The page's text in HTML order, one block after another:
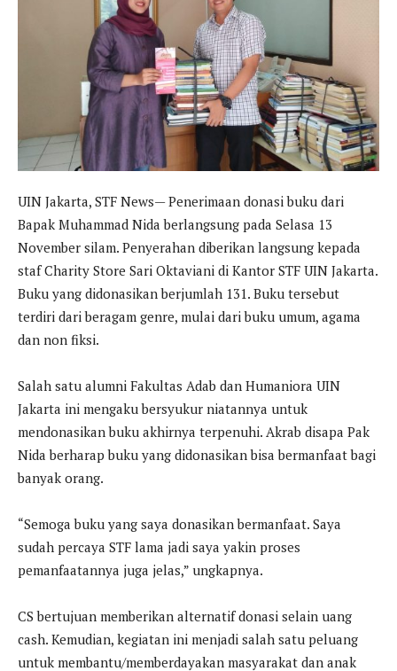
UIN Jakarta, STF News— Penerimaan donasi buku dari
Bapak Muhammad Nida berlangsung pada Selasa 13
November silam. Penyerahan diberikan langsung kepada
staf Charity Store Sari Oktaviani di Kantor STF UIN Jakarta.
Buku yang didonasikan berjumlah 131. Buku tersebut
terdiri dari beragam genre, mulai dari buku umum, agama
dan non fiksi.
Salah satu alumni Fakultas Adab dan Humaniora UIN
Jakarta ini mengaku bersyukur niatannya untuk
mendonasikan buku akhirnya terpenuhi. Akrab disapa Pak
Nida berharap buku yang didonasikan bisa bermanfaat bagi
banyak orang.
“Semoga buku yang saya donasikan bermanfaat. Saya
sudah percaya STF lama jadi saya yakin proses
pemanfaatannya juga jelas,” ungkapnya.
CS bertujuan memberikan alternatif donasi selain uang
cash. Kemudian, kegiatan ini menjadi salah satu peluang
untuk membantu/memberdayakan masyarakat dan anak